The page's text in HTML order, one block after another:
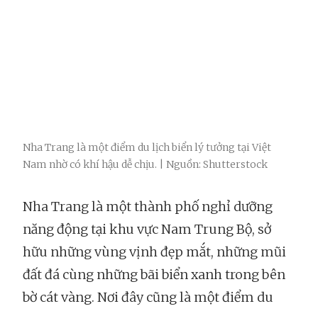
Nha Trang là một điểm du lịch biển lý tưởng tại Việt
Nam nhờ có khí hậu dễ chịu. | Nguồn: Shutterstock
Nha Trang là một thành phố nghỉ dưỡng
năng động tại khu vực Nam Trung Bộ, sở
hữu những vùng vịnh đẹp mắt, những mũi
đất đá cùng những bãi biển xanh trong bên
bờ cát vàng. Nơi đây cũng là một điểm du